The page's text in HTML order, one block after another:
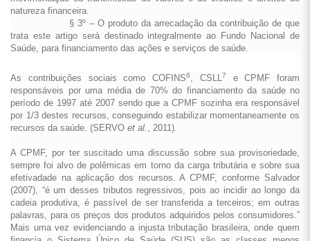
natureza financeira.
§ 3º – O produto da arrecadação da contribuição de que
trata este artigo será destinado integralmente ao Fundo Nacional de
Saúde, para financiamento das ações e serviços de saúde.
As contribuições sociais como COFINS6 , CSLL 7
e CPMF foram
responsáveis por uma média de 70% do financiamento da saúde no
período de 1997 até 2007 sendo que a CPMF sozinha era responsável
por 1/3 destes recursos, conseguindo estabilizar momentaneamente os
recursos da saúde. (SERVO et al. , 2011).
A CPMF, por ter suscitado uma discussão sobre sua provisoriedade,
sempre foi alvo de polêmicas em torno da carga tributária e sobre sua
efetivadade na aplicação dos recursos. A CPMF, conforme Salvador
(2007), “é um desses tributos regressivos, pois ao incidir ao longo da
cadeia produtiva, é passível de ser transferida a terceiros; em outras
palavras, para os preços dos produtos adquiridos pelos consumidores.”
Mais uma vez evidenciando a injusta tributação brasileira, onde quem